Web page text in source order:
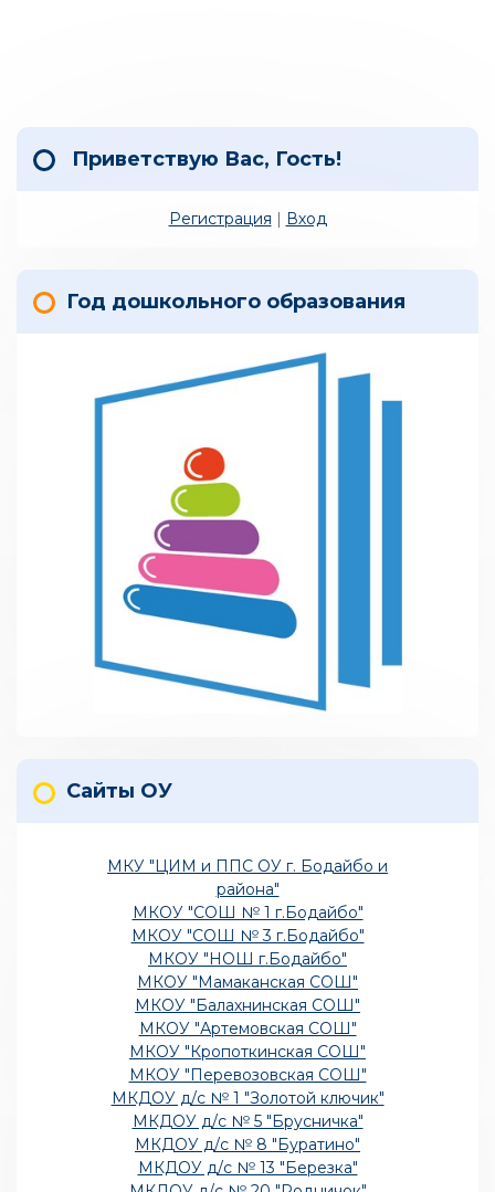
Приветствую Вас, Гость!
Регистрация | Вход
Год дошкольного образования
Сайты ОУ
МКУ "ЦИМ и ППС ОУ г. Бодайбо и
района"
МКОУ "СОШ № 1 г.Бодайбо"
МКОУ "СОШ № 3 г.Бодайбо"
МКОУ "НОШ г.Бодайбо"
МКОУ "Мамаканская СОШ"
МКОУ "Балахнинская СОШ"
МКОУ "Артемовская СОШ"
МКОУ "Кропоткинская СОШ"
МКОУ "Перевозовская СОШ"
МКДОУ д/с № 1 "Золотой ключик"
МКДОУ д/с № 5 "Брусничка"
МКДОУ д/с № 8 "Буратино"
МКДОУ д/с № 13 "Березка"